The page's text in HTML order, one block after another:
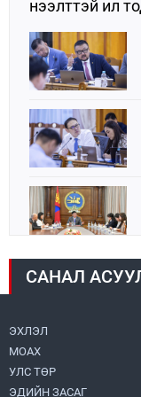
нээлттэй ил
САНАЛ
ЭХЛЭЛ
МОАХ
УЛС ТӨР
ЭДИЙН ЗАСАГ